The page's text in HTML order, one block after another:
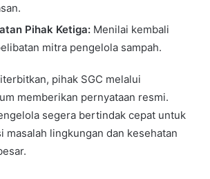
Pihak Ketiga: Menilai kembali
mitra pengelola sampah.
pihak SGC melalui
memberikan pernyataan resmi.
segera bertindak cepat untuk
masalah lingkungan dan kesehatan